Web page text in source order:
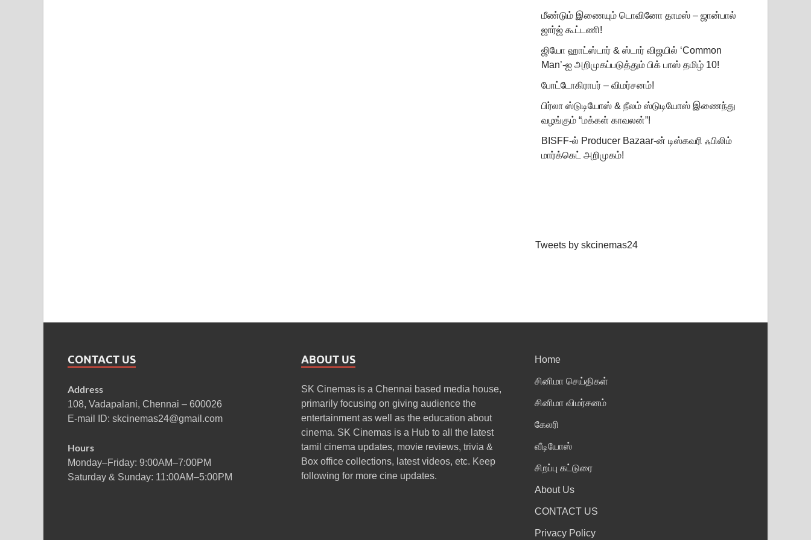
மீண்டும் இணையும் டொவினோ தாமஸ் – ஜான்பால்
ஜார்ஜ் கூட்டணி!
ஜியோ ஹாட்ஸ்டார் & ஸ்டார் விஜயில் ‘Common
Man’-ஐ அறிமுகப்படுத்தும் பிக் பாஸ் தமிழ் 10!
போட்டோகிராபர் – விமர்சனம்!
பிர்லா ஸ்டுடியோஸ் & நீலம் ஸ்டுடியோஸ் இணைந்து
வழங்கும் “மக்கள் காவலன்”!
BISFF-ல் Producer Bazaar-ன் டிஸ்கவரி ஃபிலிம்
மார்க்கெட் அறிமுகம்!
Tweets by skcinemas24
CONTACT US
Address
108, Vadapalani, Chennai – 600026
E-mail ID: skcinemas24@gmail.com
Hours
Monday–Friday: 9:00AM–7:00PM
Saturday & Sunday: 11:00AM–5:00PM
ABOUT US
SK Cinemas is a Chennai based media house,
primarily focusing on giving audience the
entertainment as well as the education about
cinema. SK Cinemas is a Hub to all the latest
tamil cinema updates, movie reviews, trivia &
Box office collections, latest videos, etc. Keep
following for more cine updates.
Home
சினிமா செய்திகள்
சினிமா விமர்சனம்
கேலரி
வீடியோஸ்
சிறப்பு கட்டுரை
About Us
CONTACT US
Privacy Policy